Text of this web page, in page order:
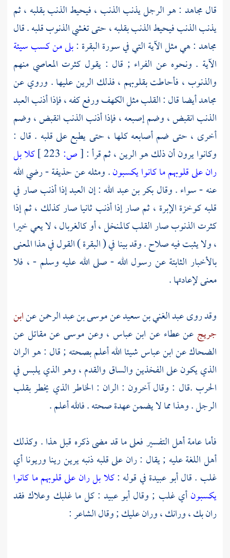
قالمجاهد : هو الرجل يذنب الذنب ، فيحيط الذنب بقلبه ، ثم
يذنب الذنب فيحيط الذنب بقلبه ، حتى تغشي الذنوب قلبه . قال
مجاهد: هي مثل الآية التي في سورة البقرة :بلى من كسب سيئة
الآية . ونحوه عن الفراء ; قال : يقول كثرت المعاصي منهم
والذنوب ، فأحاطت بقلوبهم ، فذلك الرين عليها . وروي عن
مجاهدأيضا قال : القلب مثل الكهف ورفع كفه ، فإذا أذنب العبد
الذنب انقبض ، وضم إصبعه ، فإذا أذنب الذنب انقبض ، وضم
أخرى ، حتى ضم أصابعه كلها ، حتى يطبع على قلبه . قال :
وكانوا يرون أن ذلك هو الرين ، ثم قرأ :[ص:
كلا بل
ران على قلوبهم ما كانوا يكسبون. ومثله عنحذيفة- رضي الله
عنه - سواء . وقالبكر بن عبد الله: إن العبد إذا أذنب صار في
قلبه كوخزة الإبرة ، ثم صار إذا أذنب ثانيا صار كذلك ، ثم إذا
كثرت الذنوب صار القلب كالمنخل ، أو كالغربال ، لا يعي خيرا
، ولا يثبت فيه صلاح . وقد بينا في ( البقرة ) القول في هذا المعنى
بالأخبار الثابتة عن رسول الله - صلى الله عليه وسلم - ، فلا
معنى لإعادتها .
وقد روىعبد الغني بن سعيدعنموسى بن عبد الرحمنعنابن
جريج عنعطاء عن ابن عباس ، وعنموسىعنمقاتلعن
الضحاكعنابن عباسشيئا الله أعلم بصحته ; قال : هو الران
الذي يكون على الفخذين والساق والقدم ، وهو الذي يلبس في
الحرب .قال : وقال آخرون : الران : الخاطر الذي يخطر بقلب
الرجل . وهذا مما لا يضمن عهدة صحته . فالله أعلم .
فأما عامة أهل التفسير فعلى ما قد مضى ذكره قبل هذا . وكذلك
أهل اللغة عليه ; يقال : ران على قلبه ذنبه يرين رينا وريونا أي
غلب . قالأبو عبيدةفي قوله :كلا بل ران على قلوبهم ما كانوا
يكسبونأي غلب ; وقالأبو عبيد : كل ما غلبك وعلاك فقد
ران بك ، ورانك ، وران عليك ; وقال الشاعر :